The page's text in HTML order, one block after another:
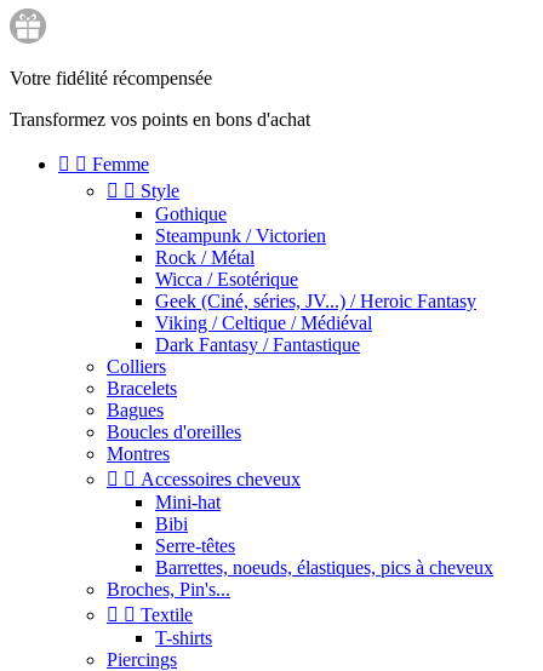
Votre fidélité récompensée
Transformez vos points en bons d'achat
  Femme
  Style
Gothique
Steampunk / Victorien
Rock / Métal
Wicca / Esotérique
Geek (Ciné, séries, JV...) / Heroic Fantasy
Viking / Celtique / Médiéval
Dark Fantasy / Fantastique
Colliers
Bracelets
Bagues
Boucles d'oreilles
Montres
  Accessoires cheveux
Mini-hat
Bibi
Serre-têtes
Barrettes, noeuds, élastiques, pics à cheveux
Broches, Pin's...
  Textile
T-shirts
Piercings